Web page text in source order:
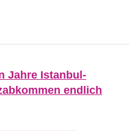
Jahre Istanbul-
endlich